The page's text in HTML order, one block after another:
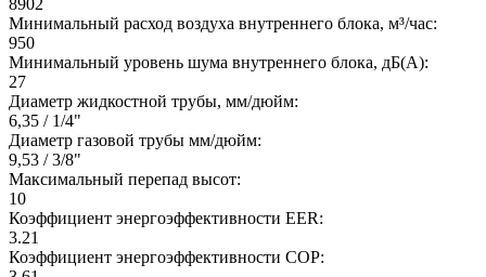
Минимальный расход воздуха внутреннего блока, м³/час:
950
Минимальный уровень шума внутреннего блока, дБ(А):
27
Диаметр жидкостной трубы, мм/дюйм:
6,35 / 1/4"
Диаметр газовой трубы мм/дюйм:
9,53 / 3/8"
Максимальный перепад высот:
10
Коэффициент энергоэффективности EER:
3.21
Коэффициент энергоэффективности COP: